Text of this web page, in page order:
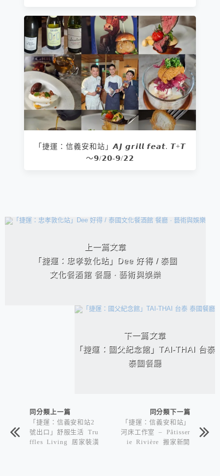
「捷運：信義安和站」𝘼𝙅 𝙜𝙧𝙞𝙡𝙡 𝙛𝙚𝙖𝙩. 𝙏+𝙏
～𝟵/𝟮𝟬-𝟵/𝟮𝟮
相連文章
上一篇文章
「捷運：忠孝敦化站」Dee 好得 / 泰國
文化餐酒館 餐廳 · 藝術與娛樂
下一篇文章
「捷運：國父紀念館」TAI-THAI 台泰
泰國餐廳
同分類上一篇
「捷運：信義安和站2
號出口」舒服生活 Tru
ffles Living 居家裝潢
同分類下一篇
「捷運：信義安和站」
河床工作室 – Pâtisser
ie Rivière 搬家新開